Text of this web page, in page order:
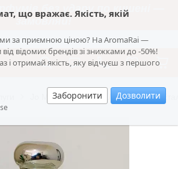
що вражає. Якість, якій
за приємною ціною? На AromaRai —
від відомих брендів зі знижками до -50%!
і отримай якість, яку відчуєш з першого
Заборонити Дозволити
без удару по кишені —
замовляй!
Jo Malone London | Лондонський